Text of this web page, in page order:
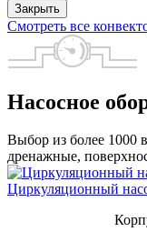
Закрыть
Смотреть все
Насосное
Выбор из более 1000
дренажные,
Циркуляционный